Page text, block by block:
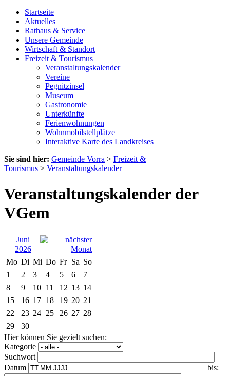
Startseite
Aktuelles
Rathaus & Service
Unsere Gemeinde
Wirtschaft & Standort
Freizeit & Tourismus
Veranstaltungskalender
Vereine
Pegnitzinsel
Museum
Gastronomie
Unterkünfte
Ferienwohnungen
Wohnmobilstellplätze
Interaktive Karte des Landkreises
Sie sind hier: Gemeinde Vorra > Freizeit &
Tourismus > Veranstaltungskalender
Veranstaltungskalender der
VGem
Juni
2026
Mo Di Mi Do Fr Sa So
1
2 3 4 5 6
7
8
9 10 11 12 13 14
15
16 17 18 19 20 21
22
23 24 25 26 27 28
29
30
Hier können Sie gezielt suchen:
Kategorie
Suchwort
Datum
bis: